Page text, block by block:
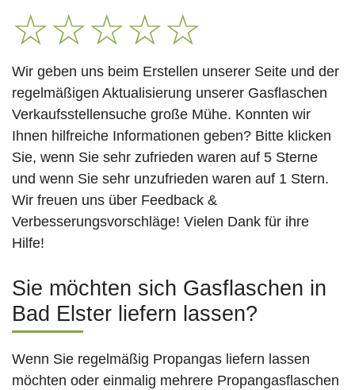
☆☆☆☆☆
Wir geben uns beim Erstellen unserer Seite und der
regelmäßigen Aktualisierung unserer Gasflaschen
Verkaufsstellensuche große Mühe. Konnten wir
Ihnen hilfreiche Informationen geben? Bitte klicken
Sie, wenn Sie sehr zufrieden waren auf 5 Sterne
und wenn Sie sehr unzufrieden waren auf 1 Stern.
Wir freuen uns über Feedback &
Verbesserungsvorschläge! Vielen Dank für ihre
Hilfe!
Sie möchten sich Gasflaschen in
Bad Elster liefern lassen?
Wenn Sie regelmäßig Propangas liefern lassen
möchten oder einmalig mehrere Propangasflaschen